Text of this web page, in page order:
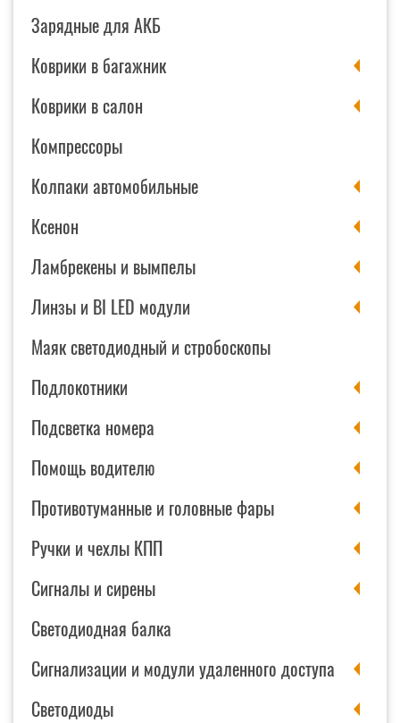
Зарядные для АКБ
Коврики в багажник
Коврики в салон
Компрессоры
Колпаки автомобильные
Ксенон
Ламбрекены и вымпелы
Линзы и BI LED модули
Маяк светодиодный и стробоскопы
Подлокотники
Подсветка номера
Помощь водителю
Противотуманные и головные фары
Ручки и чехлы КПП
Сигналы и сирены
Светодиодная балка
Сигнализации и модули удаленного доступа
Светодиоды